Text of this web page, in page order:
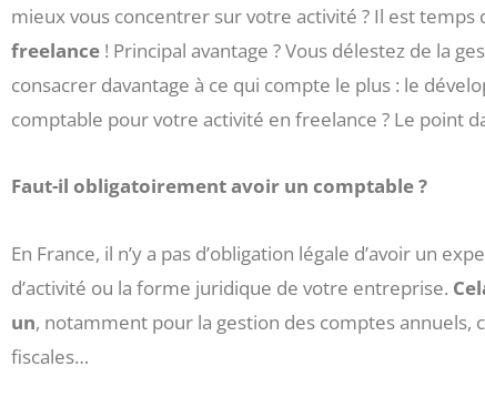
mieux vous concentrer sur votre activité ? Il est temps
freelance ! Principal avantage ? Vous délestez de la
consacrer davantage à ce qui compte le plus : le
comptable pour votre activité en freelance ? Le point
Faut-il obligatoirement avoir un comptable ?
En France, il n’y a pas d’obligation légale d’avoir un
d’activité ou la forme juridique de votre entreprise.
un, notamment pour la gestion des comptes
fiscales…